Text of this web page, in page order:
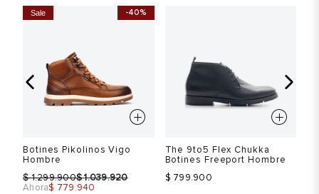
-40%
Sale
Botines Pikolinos Vigo
Hombre
$1.299.900$1.039.920
Ahora$ 779.940
The 9to5 Flex Chukka
Botines Freeport Hombre
$ 799.900